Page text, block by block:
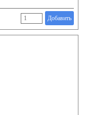
Добавить